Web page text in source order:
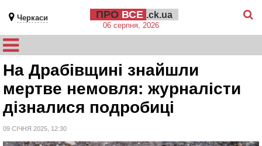
Черкаси ПРО ВСЕ .ck.ua
06 серпня, 2026
На Драбівщині знайшли
мертве немовля: журналісти
дізналися подробиці
09 СІЧНЯ 2025, 12:30